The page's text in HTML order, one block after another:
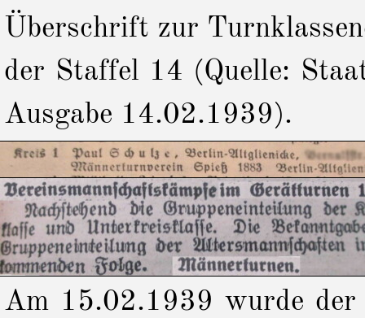
Überschrift zur
der Staffel 14 (Quelle:
Ausgabe 14.02.1939).
Am 15.02.1939 wurde der